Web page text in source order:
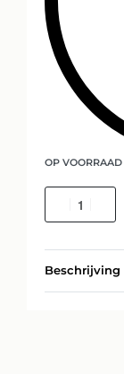
OP VOORRAAD
Beschrijving